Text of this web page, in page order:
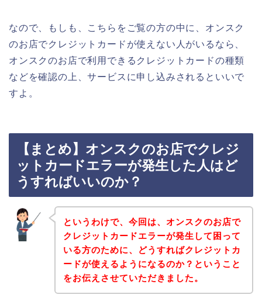
なので、もしも、こちらをご覧の方の中に、オンスク
のお店でクレジットカードが使えない人がいるなら、
オンスクのお店で利用できるクレジットカードの種類
などを確認の上、サービスに申し込みされるといいで
すよ。
【まとめ】オンスクのお店でクレジ
ットカードエラーが発生した人はど
うすればいいのか？
というわけで、今回は、オンスクのお店で
クレジットカードエラーが発生して困って
いる方のために、どうすればクレジットカ
ードが使えるようになるのか？ということ
をお伝えさせていただきました。